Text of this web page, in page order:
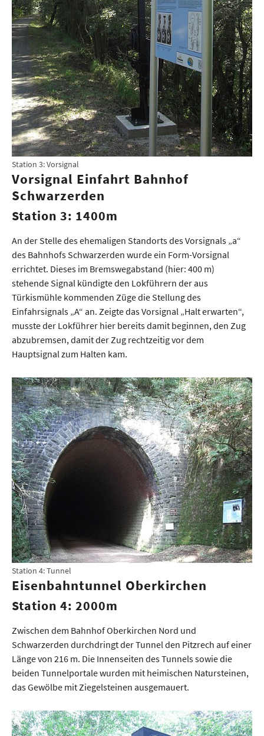
Station 3: Vorsignal
Vorsignal Einfahrt Bahnhof
Schwarzerden
Station 3: 1400m
An der Stelle des ehemaligen Standorts des Vorsignals „a“
des Bahnhofs Schwarzerden wurde ein Form-Vorsignal
errichtet. Dieses im Bremswegabstand (hier: 400 m)
stehende Signal kündigte den Lokführern der aus
Türkismühle kommenden Züge die Stellung des
Einfahrsignals „A“ an. Zeigte das Vorsignal „Halt erwarten“,
musste der Lokführer hier bereits damit beginnen, den Zug
abzubremsen, damit der Zug rechtzeitig vor dem
Hauptsignal zum Halten kam.
Show larger version
Station 4: Tunnel
Eisenbahntunnel Oberkirchen
Station 4: 2000m
Zwischen dem Bahnhof Oberkirchen Nord und
Schwarzerden durchdringt der Tunnel den Pitzrech auf einer
Länge von 216 m. Die Innenseiten des Tunnels sowie die
beiden Tunnelportale wurden mit heimischen Natursteinen,
das Gewölbe mit Ziegelsteinen ausgemauert.
Show larger version